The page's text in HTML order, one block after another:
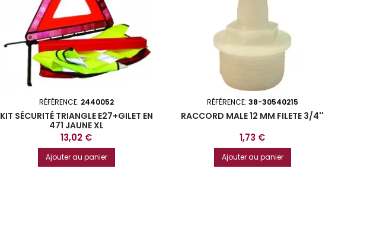
RÉFÉRENCE: 2440052
KIT SÉCURITÉ TRIANGLE E27+GILET EN
471 JAUNE XL
Prix
13,02 €
Ajouter au panier
RÉFÉRENCE: 38-30540215
RACCORD MALE 12 MM FILETE 3/4''
Prix
1,73 €
Ajouter au panier